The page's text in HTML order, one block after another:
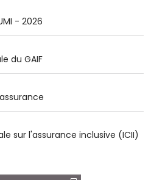
- 2026
du GAIF
sur l'assurance inclusive (ICII)